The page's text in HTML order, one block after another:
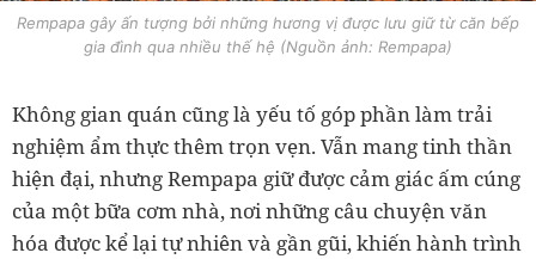
Rempapa gây ấn tượng bởi những hương vị được lưu giữ từ căn bếp
gia đình qua nhiều thế hệ (Nguồn ảnh: Rempapa)
Không gian quán cũng là yếu tố góp phần làm trải
nghiệm ẩm thực thêm trọn vẹn. Vẫn mang tinh thần
hiện đại, nhưng Rempapa giữ được cảm giác ấm cúng
của một bữa cơm nhà, nơi những câu chuyện văn
hóa được kể lại tự nhiên và gần gũi, khiến hành trình